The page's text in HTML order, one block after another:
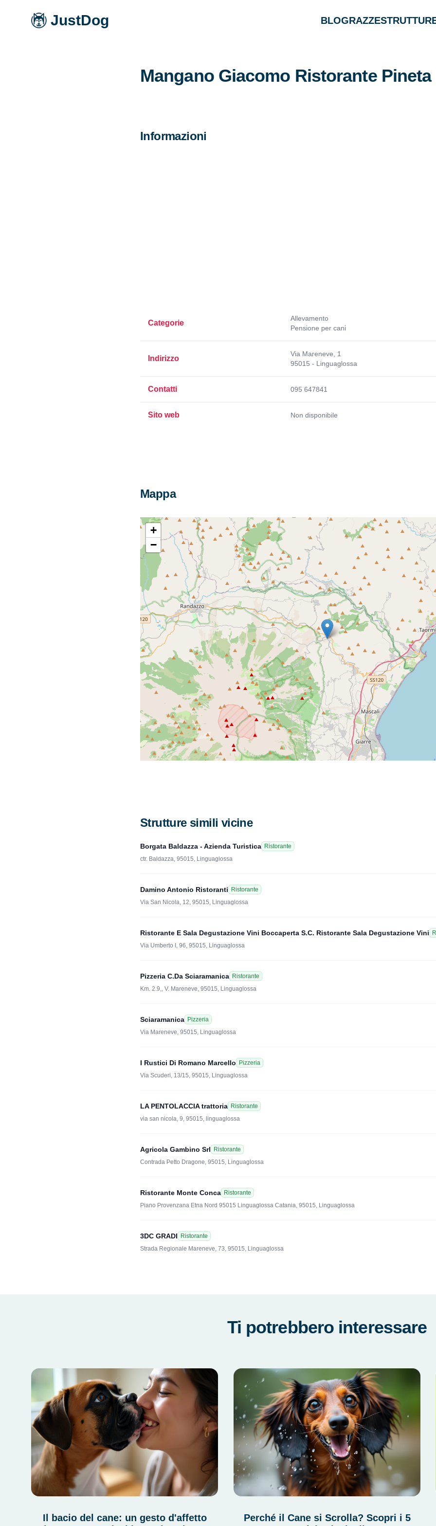
JustDog BLOGRAZZE
Mangano Giacomo Ristorante Pineta
Informazioni
Categorie
Allevamento
Pensione per cani
Indirizzo
Via Mareneve, 1
95015 - Linguaglossa
Contatti 095 647841
Sito web Non disponibile
Mappa
+
−
Strutture simili vicine
Borgata Baldazza - Azienda Turistica Ristorante
ctr. Baldazza, 95015, Linguaglossa
Damino Antonio Ristoranti
Ristorante
Via San Nicola, 12, 95015, Linguaglossa
Ristorante E Sala Degustazione Vini Boccaperta S.C. Ristorante Sala Degustazione Vini
Via Umberto I, 96, 95015, Linguaglossa
Pizzeria C.Da Sciaramanica Ristorante
Km. 2.9,, V. Mareneve, 95015, Linguaglossa
Sciaramanica Pizzeria
Via Mareneve, 95015, Linguaglossa
I Rustici Di Romano Marcello
Pizzeria
Via Scuderi, 13/15, 95015, Linguaglossa
LA PENTOLACCIA trattoria Ristorante
via san nicola, 9, 95015, linguaglossa
Agricola Gambino Srl
Ristorante
Contrada Petto Dragone, 95015, Linguaglossa
Ristorante Monte Conca Ristorante
Piano Provenzana Etna Nord 95015 Linguaglossa Catania, 95015, Linguaglossa
3DC GRADI
Ristorante
Strada Regionale Mareneve, 73, 95015, Linguaglossa
Ti potrebbero interessare
Il bacio del cane: un gesto d'affetto
Perché il Cane si Scrolla? Scopri i 5